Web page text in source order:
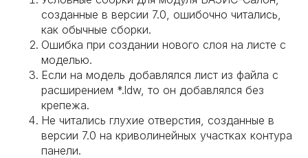
созданные в версии 7.0, ошибочно читались,
как обычные сборки.
Ошибка при создании нового слоя на листе с
моделью.
Если на модель добавлялся лист из файла с
расширением *.ldw, то он добавлялся без
крепежа.
Не читались глухие отверстия, созданные в
версии 7.0 на криволинейных участках контура
панели.